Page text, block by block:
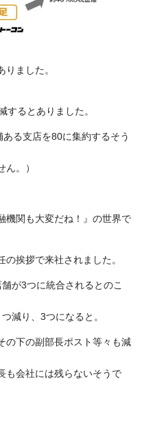
ました。
するとありました。
ある支店を80に集約するそう
ん。）
機関も大変だね！』の世界で
挨拶で来社されました。
舗が3つに統合されるとのこ
減り、 3つになると。
の下の副部長ポスト等々も減
も会社には残らないそうで